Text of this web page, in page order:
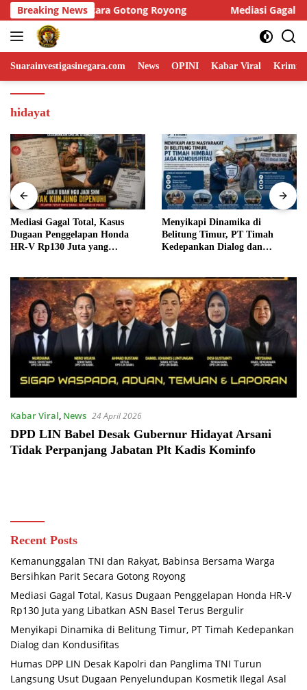
Skip
to
content
Breaking News
Mediasi Gagal Total, Kasus Dugaan Penggelapan
Suarainvestigasinegara.com News OPINI Kabar Viral
hidayat
Mediasi Gagal Total, Kasus
Dugaan Penggelapan Honda
HR-V Rp130 Juta yang
Menyikapi Dinamika di
Belitung Timur, PT Timah
Kedepankan Dialog dan
Kabar Viral, News 24 April 2026
DPD LIN Babel Desak Gubernur Hidayat Arsani
Tidak Perpanjang Jabatan Plt Kadis Kominfo
Recent Posts
Kemanunggalan TNI dan Rakyat, Babinsa Bersama Warga
Bersihkan Parit Secara Gotong Royong
Mediasi Gagal Total, Kasus Dugaan Penggelapan Honda HR-V
Rp130 Juta yang Libatkan ASN Basel Terus Bergulir
Menyikapi Dinamika di Belitung Timur, PT Timah Kedepankan
Dialog dan Kondusifitas
Humas DPP LIN Desak Kapolri dan Panglima TNI Turun
Langsung Usut Dugaan Penyelundupan Kosmetik Ilegal Asal